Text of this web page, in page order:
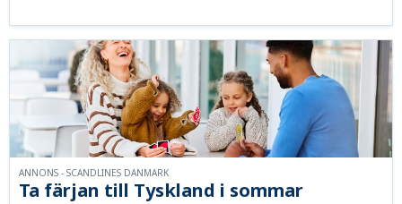
Ta färjan till Tyskland i sommar
ANNONS - SCANDLINES DANMARK